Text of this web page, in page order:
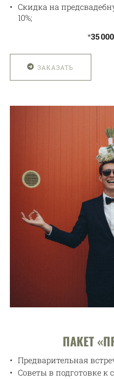
Скидка на
10%;
*35
ЗАКАЗАТЬ
ПАКЕТ
Предварительная
Советы в подготовке к